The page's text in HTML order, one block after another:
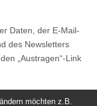
Daten, der E-Mail-
des Newsletters
„Austragen“-Link
möchten z.B.